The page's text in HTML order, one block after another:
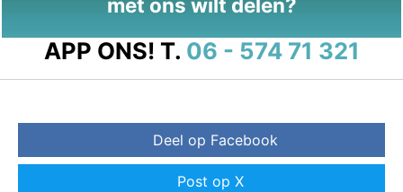
met ons wilt delen?
APP ONS! T. 06 - 574 71 321
Deel op Facebook
Post op X